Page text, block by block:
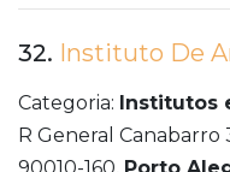
32. Instituto De
Categoria: Institutos
R General Canabarro